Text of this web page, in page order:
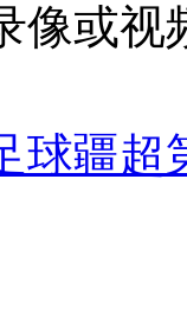
像或
球疆